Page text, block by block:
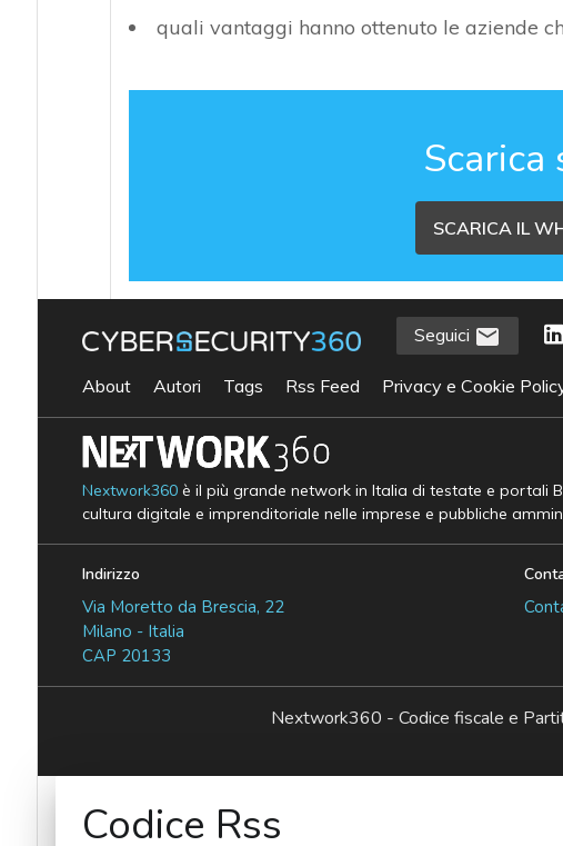
quali vantaggi hanno ottenuto le aziende
Scarica
SCARICA IL
Seguici
About Autori Tags Rss Feed Privacy e Cookie
Nextwork360è il più grande network in Italia di testate e portali
cultura digitale e imprenditoriale nelle imprese e pubbliche
Indirizzo
Via Moretto da Brescia, 22
Milano - Italia
CAP 20133
Nextwork360 - Codice fiscale e
Codice Rss